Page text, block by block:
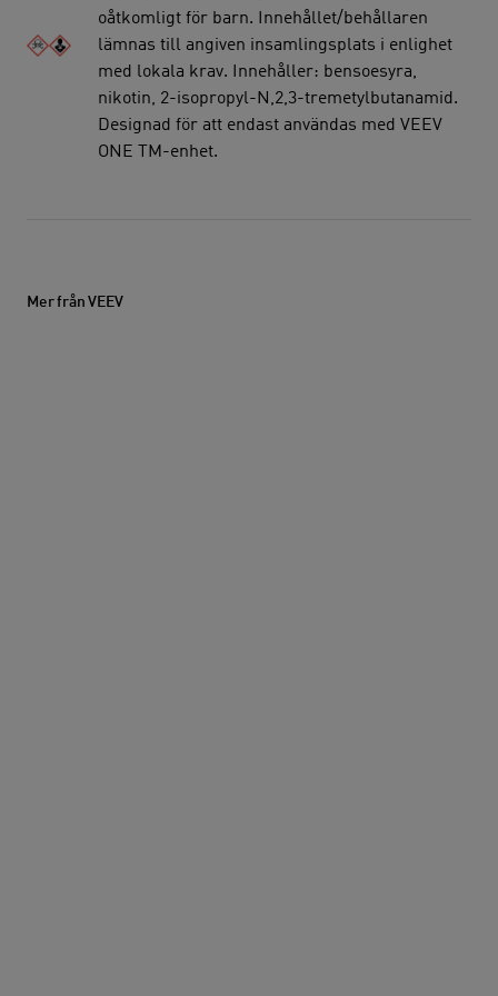
oåtkomligt för barn. Innehållet/behållaren
lämnas till angiven insamlingsplats i enlighet
med lokala krav. Innehåller: bensoesyra,
nikotin, 2-isopropyl-N,2,3-tremetylbutanamid.
Designad för att endast användas med VEEV
ONE TM-enhet.
Mer från VEEV